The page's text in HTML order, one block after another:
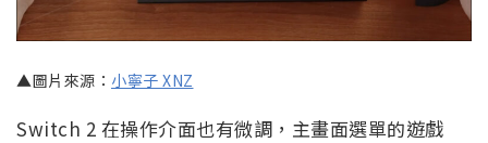
▲圖片來源： 小寧子 XNZ
Switch 2 在操作介面也有微調，主畫面選單的遊戲